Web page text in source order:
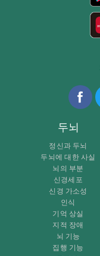
두뇌
정신과 두뇌
두뇌에 대한 사실
뇌의 부분
신경세포
신경 가소성
인식
기억 상실
지적 장애
뇌 기능
집행 기능